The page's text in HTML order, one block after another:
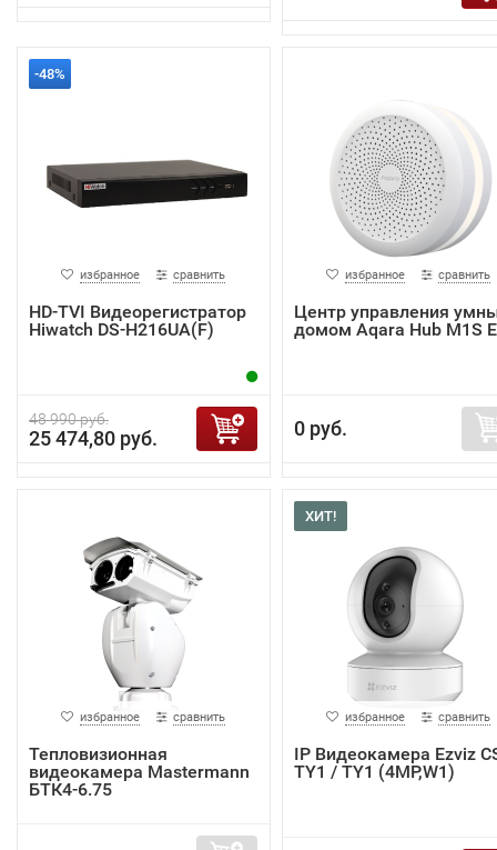
-48%
избранное сравнить
HD-TVI Видеорегистратор
Hiwatch DS-H216UA(F)
48 990 руб.
25 474,80 руб.
избранное сравнить
Центр управления
домом Aqara Hub M1S
0 руб.
избранное сравнить
Тепловизионная
видеокамера Mastermann
БТК4-6.75
ХИТ!
избранное сравнить
IP Видеокамера Ezviz
TY1 / TY1 (4MP,W1)